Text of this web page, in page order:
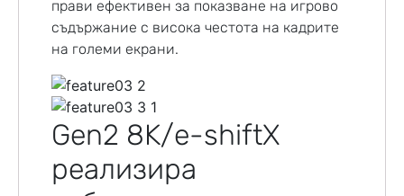
прави ефективен за показване на игрово
съдържание с висока честота на кадрите
на големи екрани.
Gen2 8K/e-shiftX
реализира